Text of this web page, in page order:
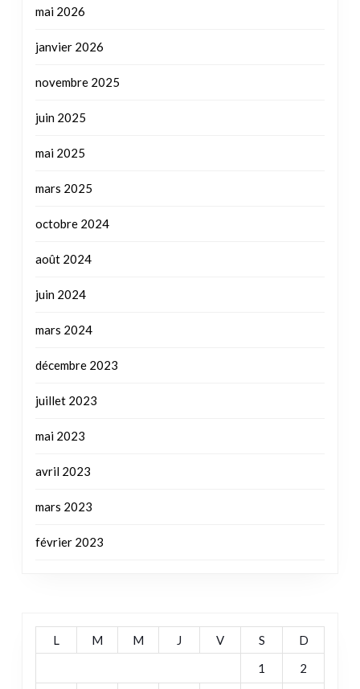
mai 2026
janvier 2026
novembre 2025
juin 2025
mai 2025
mars 2025
octobre 2024
août 2024
juin 2024
mars 2024
décembre 2023
juillet 2023
mai 2023
avril 2023
mars 2023
février 2023
L M M J V S
D
1
2